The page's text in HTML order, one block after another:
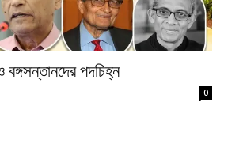
বঙ্গসন্তানদের পদচিহ্ন
0